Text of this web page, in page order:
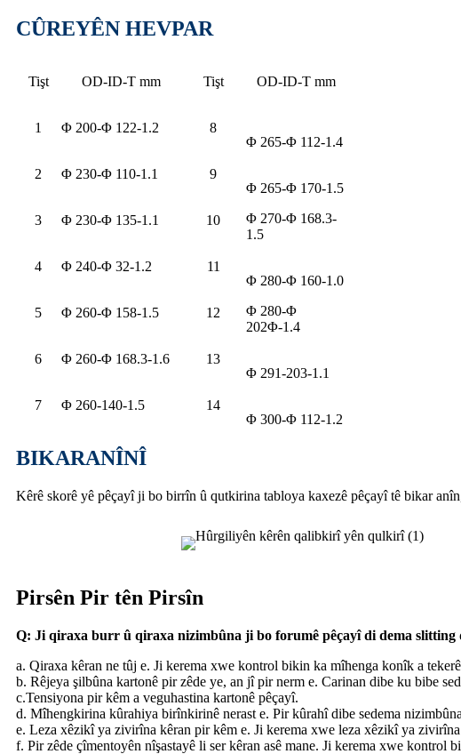
CÛREYÊN HEVPAR
Tişt OD-ID-T mm Tişt OD-ID-T mm
1 Φ 200-Φ 122-1.2
8
Φ 265-Φ 112-1.4
2 Φ 230-Φ 110-1.1
9
Φ 265-Φ 170-1.5
3 Φ 230-Φ 135-1.1 10
Φ 270-Φ 168.3-
1.5
4 Φ 240-Φ 32-1.2
11
Φ 280-Φ 160-1.0
5 Φ 260-Φ 158-1.5 12
Φ 280-Φ
202Φ-1.4
6 Φ 260-Φ 168.3-1.6
13
Φ 291-203-1.1
7 Φ 260-140-1.5
14
Φ 300-Φ 112-1.2
BIKARANÎNÎ
Kêrê skorê yê pêçayî ji bo birrîn û qutkirina tabloya kaxezê pêçayî tê bikar
Pirsên Pir tên Pirsîn
Q: Ji qiraxa burr û qiraxa nizimbûna ji bo forumê pêçayî di dema slitting
a. Qiraxa kêran ne tûj e. Ji kerema xwe kontrol bikin ka mîhenga konîk a
b. Rêjeya şilbûna kartonê pir zêde ye, an jî pir nerm e. Carinan dibe ku bibe
c.Tensiyona pir kêm a veguhastina kartonê pêçayî.
d. Mîhengkirina kûrahiya birînkirinê nerast e. Pir kûrahî dibe sedema
e. Leza xêzikî ya zivirîna kêran pir kêm e. Ji kerema xwe leza xêzikî ya
f. Pir zêde çîmentoyên nîşastayê li ser kêran asê mane. Ji kerema xwe